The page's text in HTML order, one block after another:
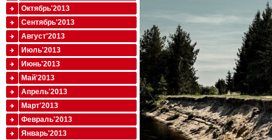
Октябрь'2013
Сентябрь'2013
Август'2013
Июль'2013
Июнь'2013
Май'2013
Апрель'2013
Март'2013
Февраль'2013
Январь'2013